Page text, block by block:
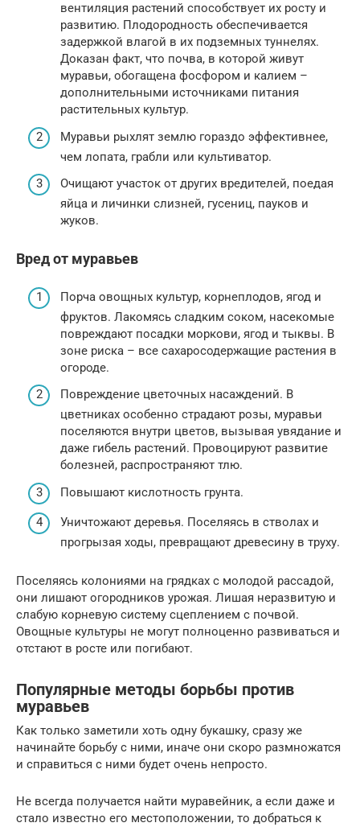
вентиляция растений способствует их росту и
развитию. Плодородность обеспечивается
задержкой влагой в их подземных туннелях.
Доказан факт, что почва, в которой живут
муравьи, обогащена фосфором и калием –
дополнительными источниками питания
растительных культур.
Муравьи рыхлят землю гораздо эффективнее,
чем лопата, грабли или культиватор.
Очищают участок от других вредителей, поедая
яйца и личинки слизней, гусениц, пауков и
жуков.
Вред от муравьев
Порча овощных культур, корнеплодов, ягод и
фруктов. Лакомясь сладким соком, насекомые
повреждают посадки моркови, ягод и тыквы. В
зоне риска – все сахаросодержащие растения в
огороде.
Повреждение цветочных насаждений. В
цветниках особенно страдают розы, муравьи
поселяются внутри цветов, вызывая увядание и
даже гибель растений. Провоцируют развитие
болезней, распространяют тлю.
Повышают кислотность грунта.
Уничтожают деревья. Поселяясь в стволах и
прогрызая ходы, превращают древесину в труху.
Поселяясь колониями на грядках с молодой рассадой,
они лишают огородников урожая. Лишая неразвитую и
слабую корневую систему сцеплением с почвой.
Овощные культуры не могут полноценно развиваться и
отстают в росте или погибают.
Популярные методы борьбы против
муравьев
Как только заметили хоть одну букашку, сразу же
начинайте борьбу с ними, иначе они скоро размножатся
и справиться с ними будет очень непросто.
Не всегда получается найти муравейник, а если даже и
стало известно его местоположении, то добраться к